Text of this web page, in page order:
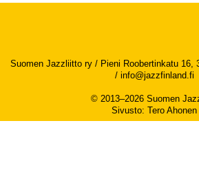
Suomen Jazzliitto ry / Pieni Roobertinkatu 16,
/ info@jazzfinland.fi
© 2013–2026 Suomen
Sivusto: Tero Ahonen